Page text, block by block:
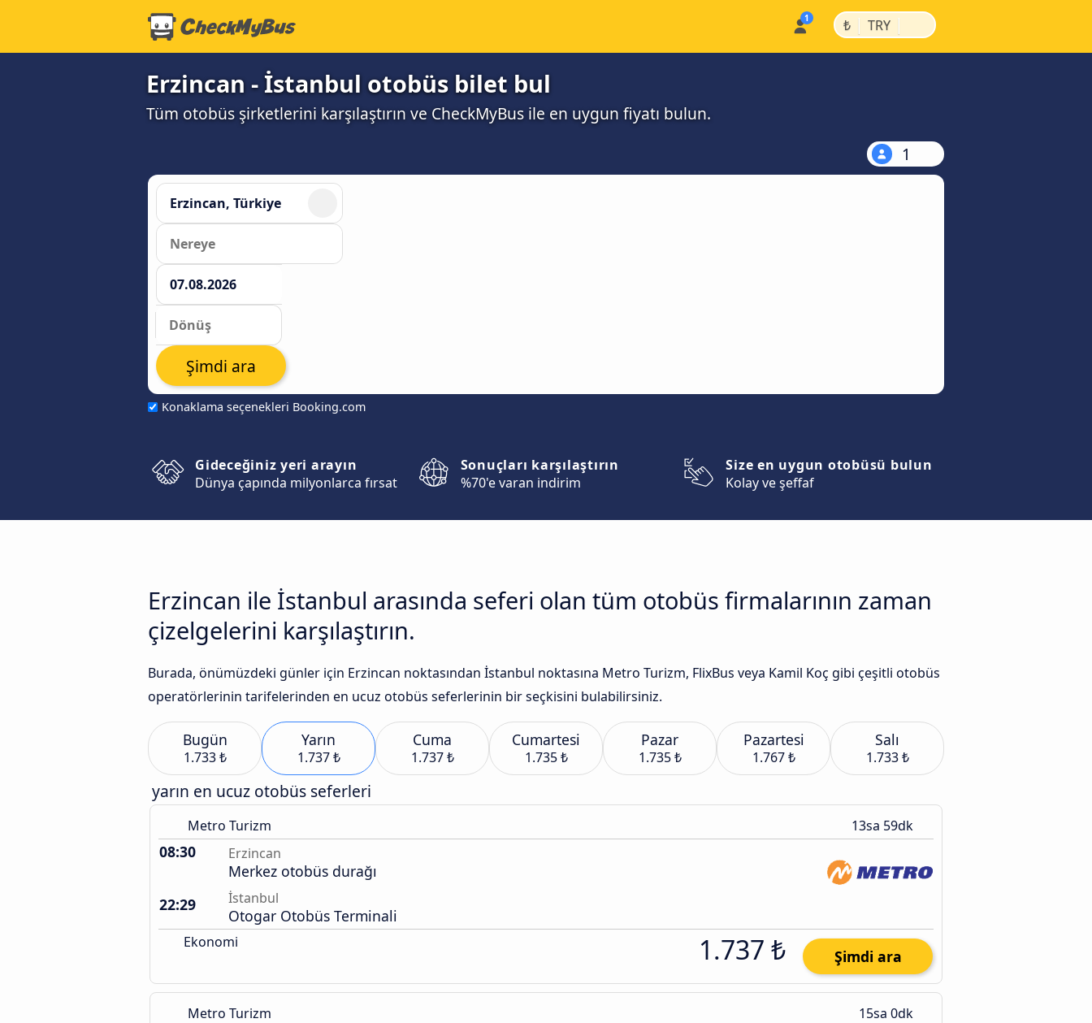
₺ | TRY |
Erzincan - İstanbul otobüs bilet bul
Tüm otobüs şirketlerini karşılaştırın ve CheckMyBus ile en uygun fiyatı bulun.
1
Konaklama seçenekleri Booking.com
Şimdi ara
Gideceğiniz yeri arayın
Dünya çapında milyonlarca fırsat
Sonuçları karşılaştırın
%70'e varan indirim
Size en uygun otobüsü bulun
Kolay ve şeffaf
Erzincan ile İstanbul arasında seferi olan tüm otobüs firmalarının zaman
çizelgelerini karşılaştırın.
Burada, önümüzdeki günler için Erzincan noktasından İstanbul noktasına Metro Turizm, FlixBus veya Kamil Koç gibi çeşitli otobüs
operatörlerinin tarifelerinden en ucuz otobüs seferlerinin bir seçkisini bulabilirsiniz.
Bugün
1.733 ₺
Yarın
1.737 ₺
Cuma
1.737 ₺
Cumartesi
1.735 ₺
Pazar
1.735 ₺
Pazartesi
1.767 ₺
Salı
1.733 ₺
yarın en ucuz otobüs seferleri
Metro Turizm 13sa 59dk
08:30 Erzincan
Merkez otobüs durağı
22:29
İstanbul
Otogar Otobüs Terminali
Ekonomi 1.737 ₺ Şimdi ara
Metro Turizm 15sa 0dk